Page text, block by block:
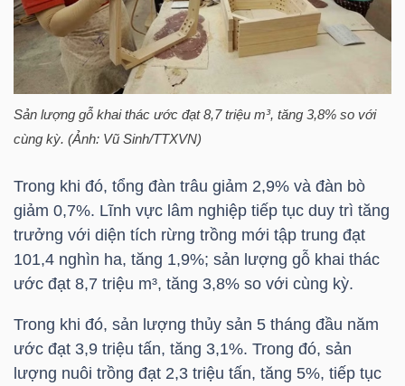
Sản lượng gỗ khai thác ước đạt 8,7 triệu m³, tăng 3,8% so với
cùng kỳ. (Ảnh: Vũ Sinh/TTXVN)
Trong khi đó, tổng đàn trâu giảm 2,9% và đàn bò
giảm 0,7%. Lĩnh vực lâm nghiệp tiếp tục duy trì tăng
trưởng với diện tích rừng trồng mới tập trung đạt
101,4 nghìn ha, tăng 1,9%; sản lượng gỗ khai thác
ước đạt 8,7 triệu m³, tăng 3,8% so với cùng kỳ.
Trong khi đó, sản lượng thủy sản 5 tháng đầu năm
ước đạt 3,9 triệu tấn, tăng 3,1%. Trong đó, sản
lượng nuôi trồng đạt 2,3 triệu tấn, tăng 5%, tiếp tục
(-)
VS-
SECTOR
NĂNG
LƯỢNG
NGUYÊN
VẬT